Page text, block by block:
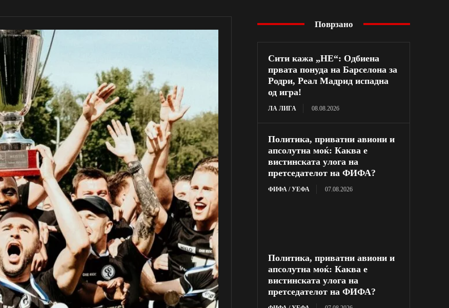
Поврзано
Сити кажа „НЕ“: Одбиена
првата понуда на Барселона за
Родри, Реал Мадрид испадна
од игра!
ЛА ЛИГА 08.08.2026
Политика, приватни авиони и
апсолутна моќ: Каква е
вистинската улога на
претседателот на ФИФА?
ФИФА / УЕФА 07.08.2026
Политика, приватни авиони и
апсолутна моќ: Каква е
вистинската улога на
претседателот на ФИФА?